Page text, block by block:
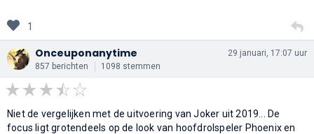
1
Onceuponanytime
857 berichten 1098 stemmen
29 januari, 17:07 uur
Niet de vergelijken met de uitvoering van Joker uit 2019... De
focus ligt grotendeels op de look van hoofdrolspeler Phoenix en